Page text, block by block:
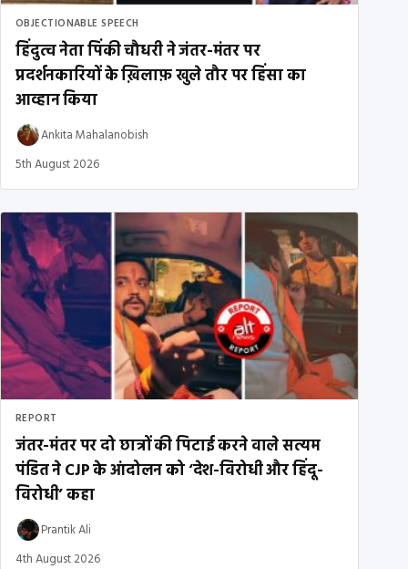
OBJECTIONABLE SPEECH
हिंदुत्व नेता पिंकी चौधरी ने जंतर-मंतर पर
प्रदर्शनकारियों के ख़िलाफ़ खुले तौर पर हिंसा का
आव्हान किया
Ankita Mahalanobish
5th August 2026
REPORT
जंतर-मंतर पर दो छात्रों की पिटाई करने वाले सत्यम
पंडित ने CJP के आंदोलन को ‘देश-विरोधी और हिंदू-
विरोधी’ कहा
Prantik Ali
4th August 2026